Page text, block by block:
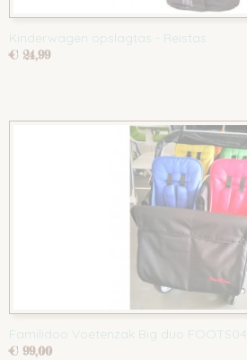
Kinderwagen opslagtas - Reistas
€ 24,99
Familidoo Voetenzak Big duo FOOTS04
€ 99,00